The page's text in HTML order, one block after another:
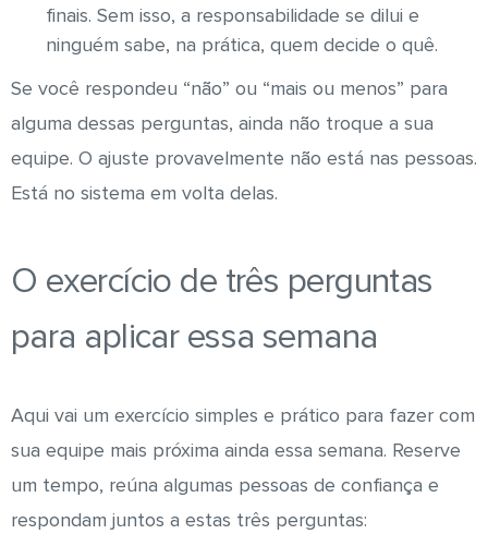
finais. Sem isso, a responsabilidade se dilui e
ninguém sabe, na prática, quem decide o quê.
Se você respondeu “não” ou “mais ou menos” para
alguma dessas perguntas, ainda não troque a sua
equipe. O ajuste provavelmente não está nas pessoas.
Está no sistema em volta delas.
O exercício de três perguntas
para aplicar essa semana
Aqui vai um exercício simples e prático para fazer com
sua equipe mais próxima ainda essa semana. Reserve
um tempo, reúna algumas pessoas de confiança e
respondam juntos a estas três perguntas: